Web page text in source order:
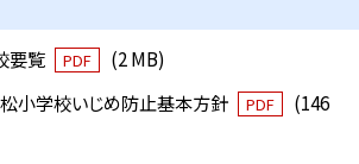
要覧 PDF
(2 MB)
小学校いじめ防止基本方針
PDF
(146